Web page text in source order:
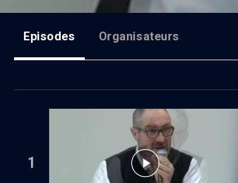
Episodes Organisateurs
1